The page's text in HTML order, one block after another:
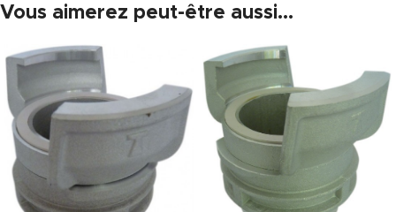
Vous aimerez peut-être aussi…